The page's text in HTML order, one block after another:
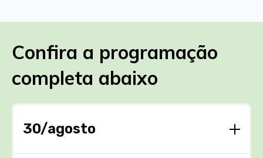
Confira a programação
completa abaixo
30/agosto